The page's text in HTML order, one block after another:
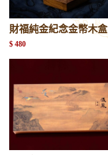
財福純金紀念金幣木盒
$ 480